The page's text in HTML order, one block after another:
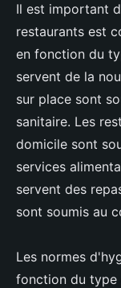
Il est important
restaurants est
en fonction du
servent de la
sur place sont
sanitaire. Les
domicile sont
services
servent des
sont soumis au
Les normes
fonction du type